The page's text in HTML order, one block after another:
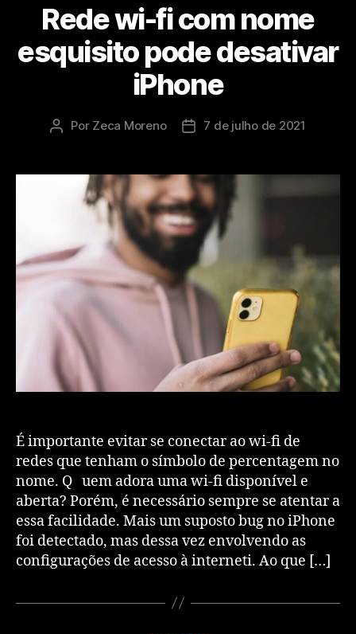
Rede wi-fi com nome
esquisito pode desativar
iPhone
Por Zeca Moreno 7 de julho de 2021
É importante evitar se conectar ao wi-fi de
redes que tenham o símbolo de percentagem no
nome. Q uem adora uma wi-fi disponível e
aberta? Porém, é necessário sempre se atentar a
essa facilidade. Mais um suposto bug no iPhone
foi detectado, mas dessa vez envolvendo as
configurações de acesso à interneti. Ao que […]